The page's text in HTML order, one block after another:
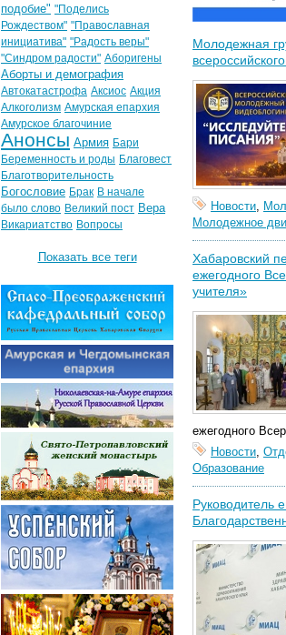
Молодежная
Новости,
Молодежное
Хабаровский
ежегодного
учителя»
ежегодного
Новости,
Образование
Руководитель
подобие" "Поделись
Рождеством" "Православная
инициатива" "Радость веры"
"Синдром радости" Аборигены
Аборты и демография
Автокатастрофа Аксиос Акция
Алкоголизм Амурская епархия
Амурское благочиние
Анонсы Армия Бари
Беременность и роды Благовест
Благотворительность
Богословие Брак В начале
было слово Великий пост Вера
Викариатство Вопросы
Показать все теги